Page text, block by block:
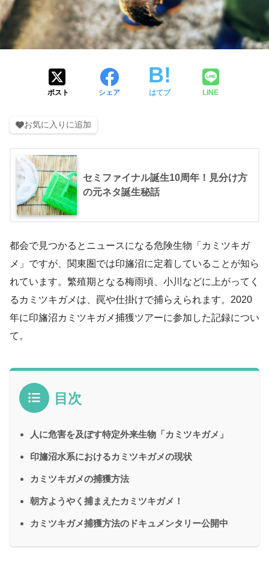
ポスト シェア はてブ LINE
お気に入りに追加
セミファイナル誕生10周年！見分け方
の元ネタ誕生秘話
都会で見つかるとニュースになる危険生物「カミツキガ
メ」ですが、関東圏では印旛沼に定着していることが知ら
れています。繁殖期となる梅雨頃、小川などに上がってく
るカミツキガメは、罠や仕掛けで捕らえられます。2020
年に印旛沼カミツキガメ捕獲ツアーに参加した記録につい
て。
目次
人に危害を及ぼす特定外来生物「カミツキガメ」
印旛沼水系におけるカミツキガメの現状
カミツキガメの捕獲方法
朝方ようやく捕まえたカミツキガメ！
カミツキガメ捕獲方法のドキュメンタリー公開中